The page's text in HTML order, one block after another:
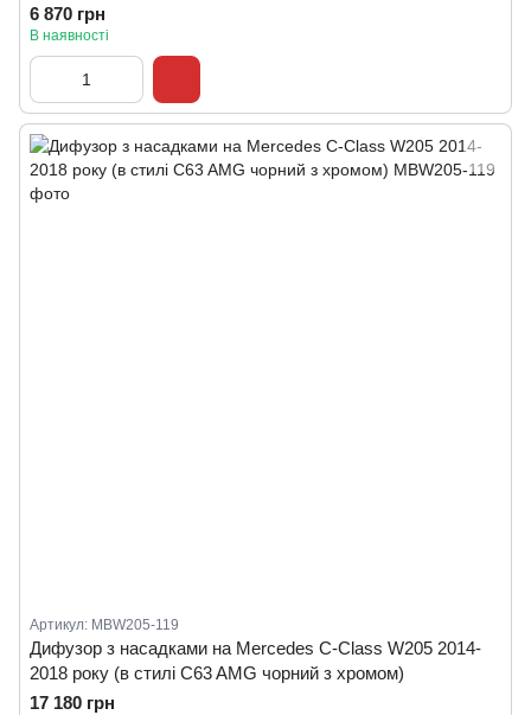
6 870 грн
В наявності
Артикул: MBW205-119
Дифузор з насадками на Mercedes C-Class W205 2014-
2018 року (в стилі C63 AMG чорний з хромом)
17 180 грн